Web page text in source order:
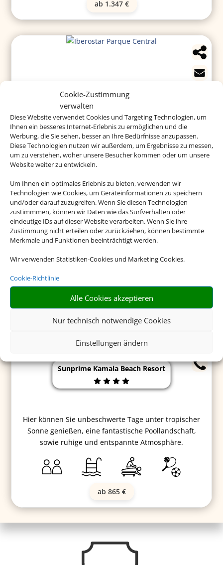
Cookie-Zustimmung
verwalten
Diese Website verwendet Cookies und Targeting Technologien, um
Ihnen ein besseres Internet-Erlebnis zu ermöglichen und die
Werbung, die Sie sehen, besser an Ihre Bedürfnisse anzupassen.
Diese Technologien nutzen wir außerdem, um Ergebnisse zu messen,
um zu verstehen, woher unsere Besucher kommen oder um unsere
Website weiter zu entwickeln.
Um Ihnen ein optimales Erlebnis zu bieten, verwenden wir
Technologien wie Cookies, um Geräteinformationen zu speichern
und/oder darauf zuzugreifen. Wenn Sie diesen Technologien
zustimmmen, können wir Daten wie das Surfverhalten oder
eindeutige IDs auf dieser Website verarbeiten. Wenn Sie ihre
Zustimmung nicht erteilen oder zurückziehen, können bestimmte
Merkmale und Funktionen beeinträchtigt werden.
Wir verwenden Statistiken-Cookies und Marketing Cookies.
Cookie-Richtlinie
Alle Cookies akzeptieren
Nur technisch notwendige Cookies
Einstellungen ändern
ab 1.347 €
Iberostar Parque Central
Das Historienhotel liegt in einem historischen Viertel
im Herzen von Havanna mit all den touristischen
Highlights direkt vor der Tür. Die Anlage ist perfekt
für Familien.
Sunprime Kamala Beach Resort
Hier können Sie unbeschwerte Tage unter tropischer
Sonne genießen, eine fantastische Poollandschaft,
sowie ruhige und entspannte Atmosphäre.
ab 865 €